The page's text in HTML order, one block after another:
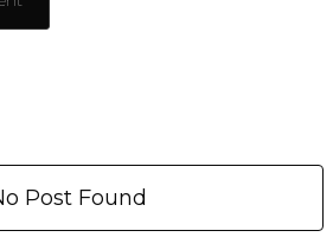
Post Found